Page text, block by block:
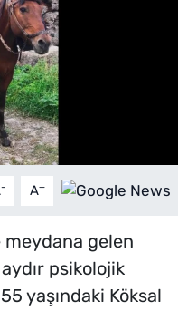
- A+
gelen
psikolojik
yaşındaki Köksal